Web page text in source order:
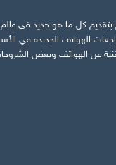
بتقديم كل ما هو جديد في
الهواتف الجديدة في
عن الهواتف وبعض